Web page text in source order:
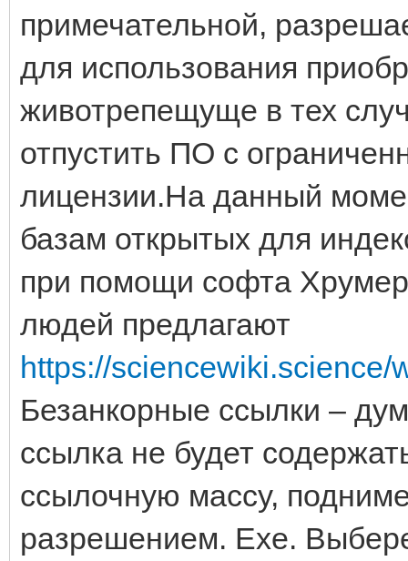
примечательной,
для использования
животрепещуще в тех
отпустить ПО с
лицензии.На данный
базам открытых для
при помощи софта
людей предлагают
https://sciencewiki.science/
Безанкорные ссылки –
ссылка не будет
ссылочную массу,
разрешением. Exe.